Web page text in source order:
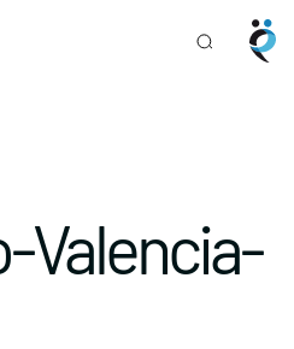
Valencia-